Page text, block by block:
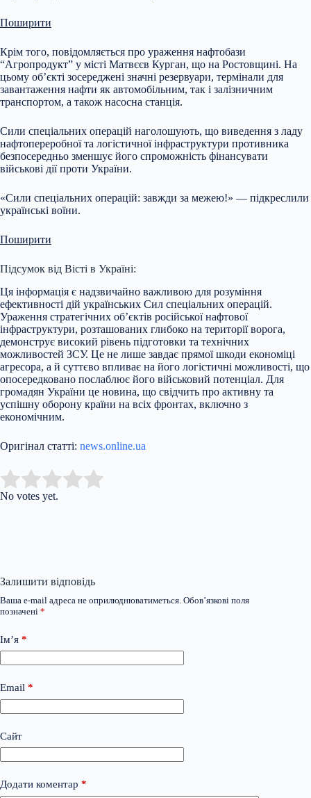
Поширити
Крім того, повідомляється про ураження нафтобази
“Агропродукт” у місті Матвєєв Курган, що на Ростовщині. На
цьому об’єкті зосереджені значні резервуари, термінали для
завантаження нафти як автомобільним, так і залізничним
транспортом, а також насосна станція.
Сили спеціальних операцій наголошують, що виведення з ладу
нафтопереробної та логістичної інфраструктури противника
безпосередньо зменшує його спроможність фінансувати
військові дії проти України.
«Сили спеціальних операцій: завжди за межею!» — підкреслили
українські воїни.
Поширити
Підсумок від Вісті в Україні:
Ця інформація є надзвичайно важливою для розуміння
ефективності дій українських Сил спеціальних операцій.
Ураження стратегічних об’єктів російської нафтової
інфраструктури, розташованих глибоко на території ворога,
демонструє високий рівень підготовки та технічних
можливостей ЗСУ. Це не лише завдає прямої шкоди економіці
агресора, а й суттєво впливає на його логістичні можливості, що
опосередковано послаблює його військовий потенціал. Для
громадян України це новина, що свідчить про активну та
успішну оборону країни на всіх фронтах, включно з
економічним.
Оригінал статті: news.online.ua
Rate this item:
No votes yet.
Залишити відповідь
Ваша e-mail адреса не оприлюднюватиметься. Обов’язкові поля
позначені *
Ім’я *
Email *
Сайт
Додати коментар *